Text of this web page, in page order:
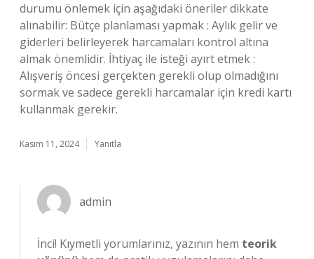
durumu önlemek için aşağıdaki öneriler dikkate
alınabilir: Bütçe planlaması yapmak : Aylık gelir ve
giderleri belirleyerek harcamaları kontrol altına
almak önemlidir. İhtiyaç ile isteği ayırt etmek :
Alışveriş öncesi gerçekten gerekli olup olmadığını
sormak ve sadece gerekli harcamalar için kredi kartı
kullanmak gerekir.
Kasım 11, 2024 Yanıtla
admin
İnci! Kıymetli yorumlarınız, yazının hem teorik